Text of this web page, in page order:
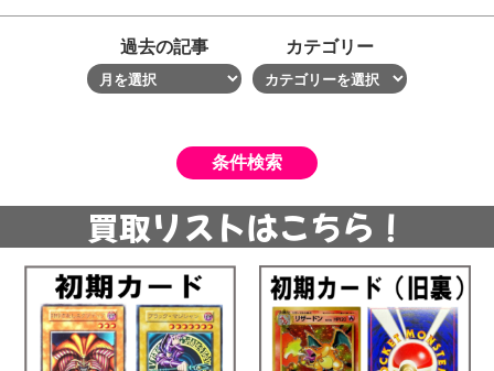
過去の記事 カテゴリー
買取リストはこちら！